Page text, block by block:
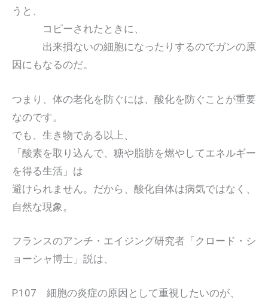
うと、
コピーされたときに、
出来損ないの細胞になったりするのでガンの原
因にもなるのだ。
つまり、体の老化を防ぐには、酸化を防ぐことが重要
なのです。
でも、生き物である以上、
「酸素を取り込んで、糖や脂肪を燃やしてエネルギー
を得る生活」は
避けられません。だから、酸化自体は病気ではなく、
自然な現象。
フランスのアンチ・エイジング研究者「クロード・シ
ョーシャ博士」説は、
P.107 細胞の炎症の原因として重視したいのが、